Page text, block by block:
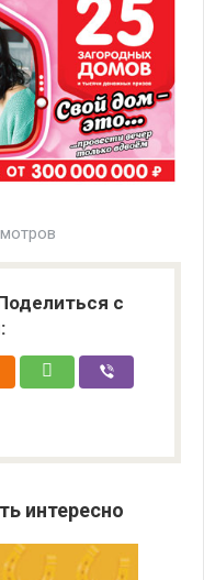
с
интересно